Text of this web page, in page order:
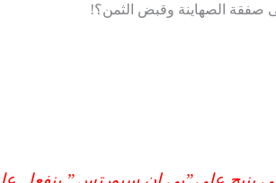
صفقة الصهاينة وقبض الثمن؟!